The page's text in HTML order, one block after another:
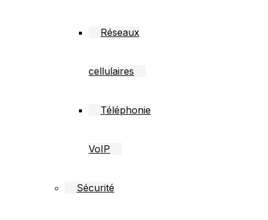
Réseaux
cellulaires
Téléphonie
VoIP
Sécurité